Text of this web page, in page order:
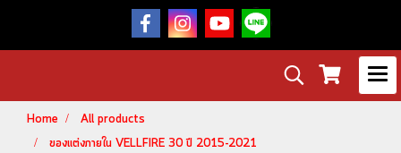
Home
All products
ของแต่งภายใน VELLFIRE 30 ปี 2015-2021